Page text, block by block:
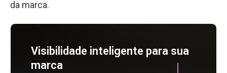
da marca.
Visibilidade inteligente para sua
marca